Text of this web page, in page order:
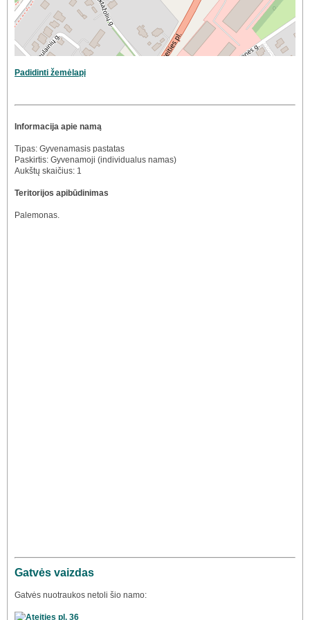
Padidinti žemėlapį
Informacija apie namą
Tipas: Gyvenamasis pastatas
Paskirtis: Gyvenamoji (individualus namas)
Aukštų skaičius: 1
Teritorijos apibūdinimas
Palemonas.
Gatvės vaizdas
Gatvės nuotraukos netoli šio namo: